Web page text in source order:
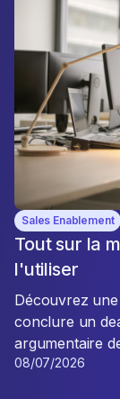
Sales Enablement
Tout sur la
l'utiliser
Découvrez
conclure un
argumentaire
08/07/2026